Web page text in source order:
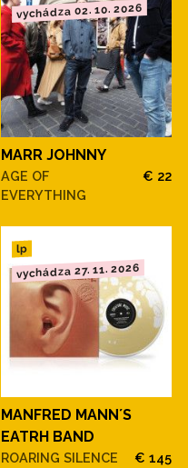
vychádza 02. 10. 2026
MARR JOHNNY
AGE OF
EVERYTHING
€ 22
lp
vychádza 27. 11. 2026
MANFRED MANN´S
EATRH BAND
ROARING SILENCE
€ 145